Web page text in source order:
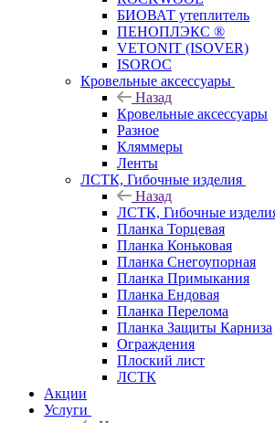
БИОВАТ утеплитель
ПЕНОПЛЭКС ®
VETONIT (ISOVER)
ISOROC
Кровельные аксессуары
Назад
Кровельные аксессуары
Разное
Кляммеры
Ленты
ЛСТК, Гибочные изделия
Назад
ЛСТК, Гибочные
Планка Торцевая
Планка Коньковая
Планка Снегоупорная
Планка Примыкания
Планка Ендовая
Планка Перелома
Планка Защиты Карниза
Ограждения
Плоский лист
ЛСТК
Акции
Услуги